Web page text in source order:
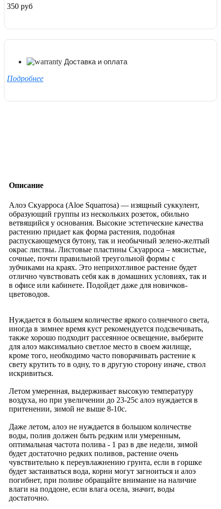
350 руб
Доставка и оплата
Подробнее
Описание
Алоэ Скуарроса (Aloe Squarrosa) — изящный суккулент,
образующий группы из нескольких розеток, обильно
ветвящийся у основания. Высокие эстетические качества
растению придает как форма растения, подобная
распускающемуся бутону, так и необычный зелено-желтый
окрас листвы. Листовые пластины Скуарроса – мясистые,
сочные, почти правильной треугольной формы с
зубчиками на краях. Это неприхотливое растение будет
отлично чувствовать себя как в домашних условиях, так и
в офисе или кабинете. Подойдет даже для новичков-
цветоводов.
Нуждается в большем количестве яркого солнечного света,
иногда в зимнее время куст рекомендуется подсвечивать,
также хорошо подходит рассеянное освещение, выберите
для алоэ максимально светлое место в своем жилище,
кроме того, необходимо часто поворачивать растение к
свету крутить то в одну, то в другую сторону иначе, ствол
искривиться.
Летом умеренная, выдерживает высокую температуру
воздуха, но при увеличении до 23-25с алоэ нуждается в
притенении, зимой не выше 8-10с.
Даже летом, алоэ не нуждается в большом количестве
воды, полив должен быть редким или умеренным,
оптимальная частота полива - 1 раз в две недели, зимой
будет достаточно редких поливов, растение очень
чувствительно к переувлажнению грунта, если в горшке
будет застаиваться вода, корни могут загноиться и алоэ
погибнет, при поливе обращайте внимание на наличие
влаги на поддоне, если влага осела, значит, воды
достаточно.